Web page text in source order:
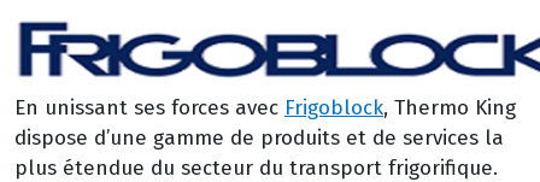
En unissant ses forces avec Frigoblock, Thermo King
dispose d’une gamme de produits et de services la
plus étendue du secteur du transport frigorifique.